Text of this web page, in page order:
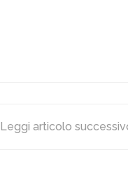
Leggi articolo